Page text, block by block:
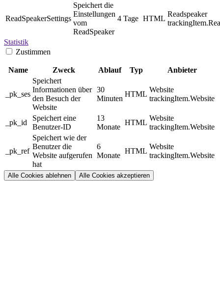
ReadSpeakerSettings
Speichert die
Einstellungen
vom
ReadSpeaker
4 Tage HTML
Readspeaker
Statistik
Zustimmen
Name Zweck Ablauf Typ Anbieter
_pk_ses
Speichert
Informationen über
den Besuch der
Website
30
Minuten
HTML
Website
trackingItem.Website
_pk_id
Speichert eine
Benutzer-ID
13
Monate
HTML
Website
trackingItem.Website
_pk_ref
Speichert wie der
Benutzer die
Website aufgerufen
hat
6
Monate
HTML
Website
trackingItem.Website
Alle Cookies ablehnen Alle Cookies akzeptieren